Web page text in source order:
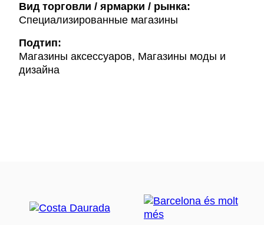
Вид торговли / ярмарки / рынка:
Специализированные магазины
Подтип:
Магазины аксессуаров, Магазины моды и
дизайна